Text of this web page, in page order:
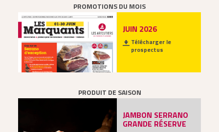
PROMOTIONS DU MOIS
JUIN 2026
Télécharger le
prospectus
PRODUIT DE SAISON
JAMBON SERRANO
GRANDE RÉSERVE